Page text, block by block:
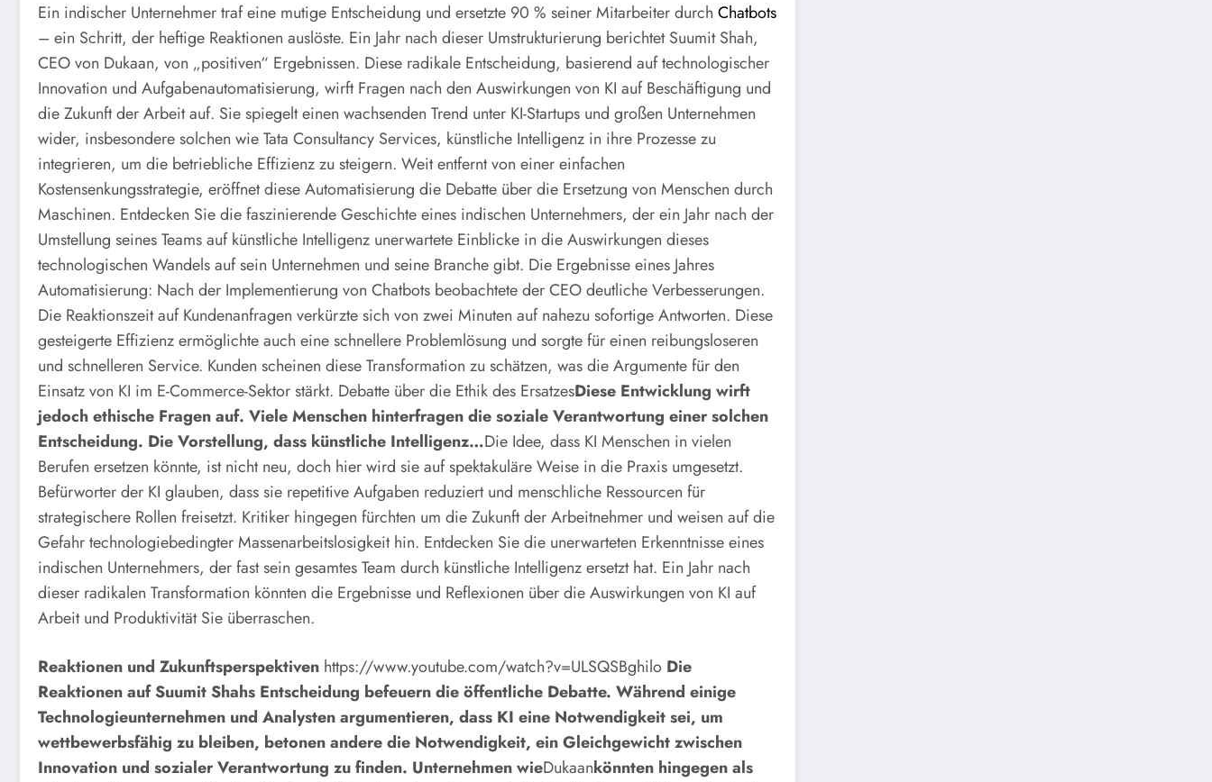
Ein indischer Unternehmer traf eine mutige Entscheidung und ersetzte 90 % seiner Mitarbeiter durch Chatbots
– ein Schritt, der heftige Reaktionen auslöste. Ein Jahr nach dieser Umstrukturierung berichtet Suumit Shah,
CEO von Dukaan, von „positiven“ Ergebnissen. Diese radikale Entscheidung, basierend auf technologischer
Innovation und Aufgabenautomatisierung, wirft Fragen nach den Auswirkungen von KI auf Beschäftigung und
die Zukunft der Arbeit auf. Sie spiegelt einen wachsenden Trend unter KI-Startups und großen Unternehmen
wider, insbesondere solchen wie Tata Consultancy Services, künstliche Intelligenz in ihre Prozesse zu
integrieren, um die betriebliche Effizienz zu steigern. Weit entfernt von einer einfachen
Kostensenkungsstrategie, eröffnet diese Automatisierung die Debatte über die Ersetzung von Menschen durch
Maschinen. Entdecken Sie die faszinierende Geschichte eines indischen Unternehmers, der ein Jahr nach der
Umstellung seines Teams auf künstliche Intelligenz unerwartete Einblicke in die Auswirkungen dieses
technologischen Wandels auf sein Unternehmen und seine Branche gibt. Die Ergebnisse eines Jahres
Automatisierung: Nach der Implementierung von Chatbots beobachtete der CEO deutliche Verbesserungen.
Die Reaktionszeit auf Kundenanfragen verkürzte sich von zwei Minuten auf nahezu sofortige Antworten. Diese
gesteigerte Effizienz ermöglichte auch eine schnellere Problemlösung und sorgte für einen reibungsloseren
und schnelleren Service. Kunden scheinen diese Transformation zu schätzen, was die Argumente für den
Einsatz von KI im E-Commerce-Sektor stärkt. Debatte über die Ethik des ErsatzesDiese Entwicklung wirft
jedoch ethische Fragen auf. Viele Menschen hinterfragen die soziale Verantwortung einer solchen
Entscheidung. Die Vorstellung, dass künstliche Intelligenz…Die Idee, dass KI Menschen in vielen
Berufen ersetzen könnte, ist nicht neu, doch hier wird sie auf spektakuläre Weise in die Praxis umgesetzt.
Befürworter der KI glauben, dass sie repetitive Aufgaben reduziert und menschliche Ressourcen für
strategischere Rollen freisetzt. Kritiker hingegen fürchten um die Zukunft der Arbeitnehmer und weisen auf die
Gefahr technologiebedingter Massenarbeitslosigkeit hin. Entdecken Sie die unerwarteten Erkenntnisse eines
indischen Unternehmers, der fast sein gesamtes Team durch künstliche Intelligenz ersetzt hat. Ein Jahr nach
dieser radikalen Transformation könnten die Ergebnisse und Reflexionen über die Auswirkungen von KI auf
Arbeit und Produktivität Sie überraschen.
Reaktionen und Zukunftsperspektiven https://www.youtube.com/watch?v=ULSQSBghilo Die
Reaktionen auf Suumit Shahs Entscheidung befeuern die öffentliche Debatte. Während einige
Technologieunternehmen und Analysten argumentieren, dass KI eine Notwendigkeit sei, um
wettbewerbsfähig zu bleiben, betonen andere die Notwendigkeit, ein Gleichgewicht zwischen
Innovation und sozialer Verantwortung zu finden. Unternehmen wieDukaankönnten hingegen als